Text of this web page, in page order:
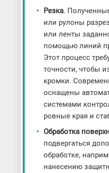
Резка.
или рулоны
или ленты
помощью линий
Этот процесс
точности, чтобы
кромки.
оснащены
системами
ровные края и
Обработка
подвергаться
обработке,
нанесению